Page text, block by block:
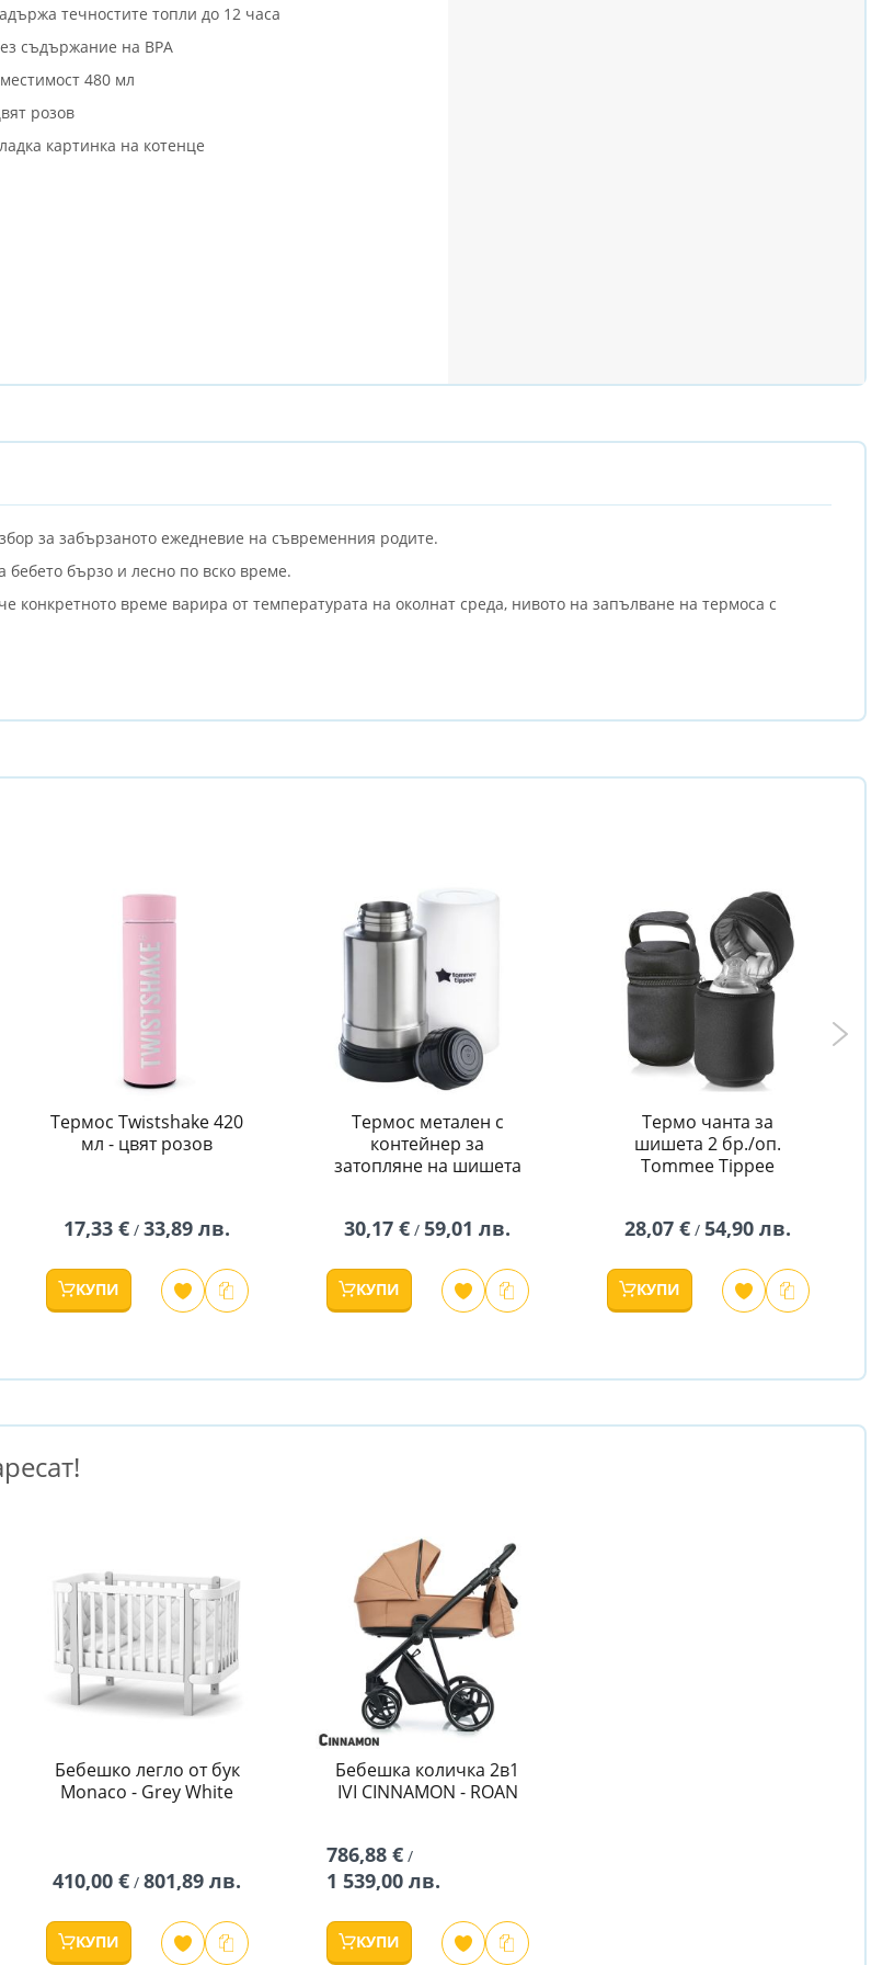
течностите топли до 12 часа
съдържание на BPA
480 мл
розов
картинка на котенце
за забързаното ежедневие на съвременния родите.
бързо и лесно по вско време.
конкретното време варира от температурата на околнат среда, нивото на запълване на термоса с
Термос Twistshake 420
мл - цвят розов
17,33 € / 33,89 лв.
КУПИ
Термос метален с
контейнер за
затопляне на шишета
30,17 € / 59,01 лв.
КУПИ
Термо чанта за
шишета 2 бр./оп.
Tommee Tippee
28,07 € / 54,90 лв.
КУПИ
Бебешко легло от бук
Monaco - Grey White
410,00 € / 801,89 лв.
КУПИ
Бебешка количка 2в1
IVI CINNAMON - ROAN
786,88 €/
1 539,00 лв.
КУПИ